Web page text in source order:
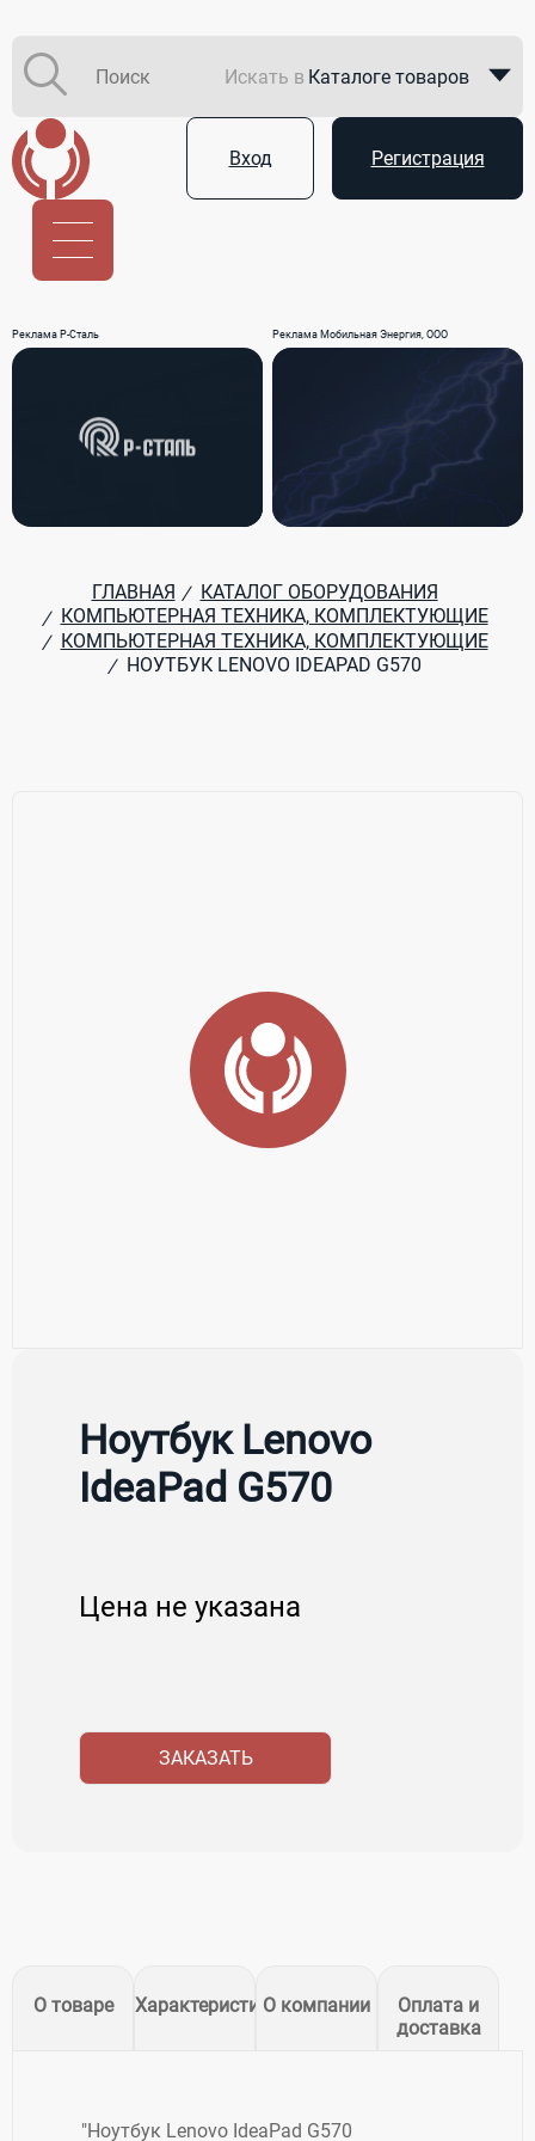
Искать в Каталоге товаров
Вход Регистрация
Реклама Р-Сталь Реклама Мобильная Энергия, ООО
ГЛАВНАЯ / КАТАЛОГ ОБОРУДОВАНИЯ
/
КОМПЬЮТЕРНАЯ ТЕХНИКА, КОМПЛЕКТУЮЩИЕ
/ КОМПЬЮТЕРНАЯ ТЕХНИКА, КОМПЛЕКТУЮЩИЕ
/ НОУТБУК LENOVO IDEAPAD G570
Ноутбук Lenovo
IdeaPad G570
Цена не указана
ЗАКАЗАТЬ
О товаре ХарактеристикиО компании
Оплата и
доставка
"Ноутбук Lenovo IdeaPad G570